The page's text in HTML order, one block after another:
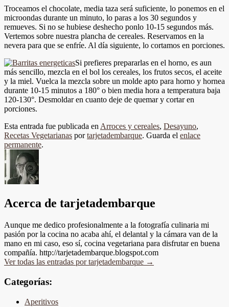
Troceamos el chocolate, media taza será suficiente, lo ponemos en el
microondas durante un minuto, lo paras a los 30 segundos y
remueves. Si no se hubiese deshecho ponlo 10-15 segundos más.
Vertemos sobre nuestra plancha de cereales. Reservamos en la
nevera para que se enfríe. Al día siguiente, lo cortamos en porciones.
Si prefieres prepararlas en el horno, es aun
más sencillo, mezcla en el bol los cereales, los frutos secos, el aceite
y la miel. Vuelca la mezcla sobre un molde apto para horno y hornea
durante 10-15 minutos a 180° o bien media hora a temperatura baja
120-130°. Desmoldar en cuanto deje de quemar y cortar en
porciones.
Esta entrada fue publicada en Arroces y cereales, Desayuno,
Recetas Vegetarianas portarjetadembarque. Guarda el enlace
permanente.
Acerca de tarjetadembarque
Aunque me dedico profesionalmente a la fotografía culinaria mi
pasión por la cocina no acaba ahí, el delantal y la cámara van de la
mano en mi caso, eso sí, cocina vegetariana para disfrutar en buena
compañía. http://tarjetadembarque.blogspot.com
Ver todas las entradas por tarjetadembarque →
Categorías:
Aperitivos